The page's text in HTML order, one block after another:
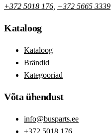
+372 5018 176 +372 5665 3339
Kataloog
Kataloog
Brändid
Kategooriad
Võta ühendust
info@busparts.ee
+372 5018 176